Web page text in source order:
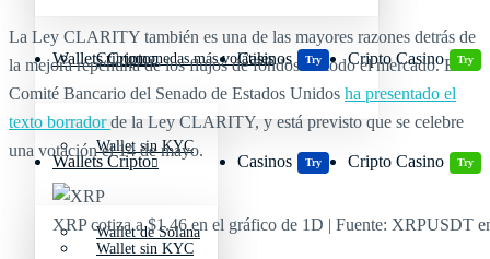
Wallets Cripto
Wallet sin KYC
Wallet de Solana
Casinos Try Cripto Casino Try
Criptomonedas más volátiles
Wallets Cripto
Wallet sin KYC
Casinos Try Cripto Casino Try
La Ley CLARITY también es una de las mayores razones detrás de
la mejora repentina de los flujos de fondos en todo el mercado. El
Comité Bancario del Senado de Estados Unidos ha presentado el
texto borradorde la Ley CLARITY, y está previsto que se celebre
una votación el 14 de mayo.
XRP cotiza a $1.46 en el gráfico de 1D | Fuente: XRPUSDT